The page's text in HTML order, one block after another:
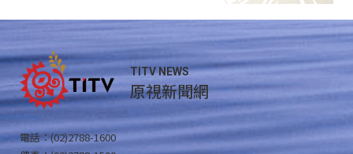
TITV NEWS
原視新聞網
電話：(02)2788-1600